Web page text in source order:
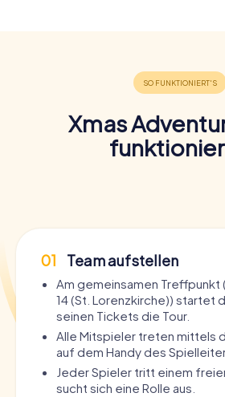
Xmas
01 Team aufstellen
Am gemeinsamen Treffpunkt
14 (St. Lorenzkirche)) startet
seinen Tickets die Tour.
Alle Mitspieler treten mittels
auf dem Handy des
Jeder Spieler tritt einem
sucht sich eine Rolle aus.